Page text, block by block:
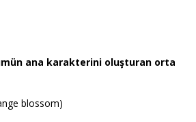
ana karakterini oluşturan orta
blossom)